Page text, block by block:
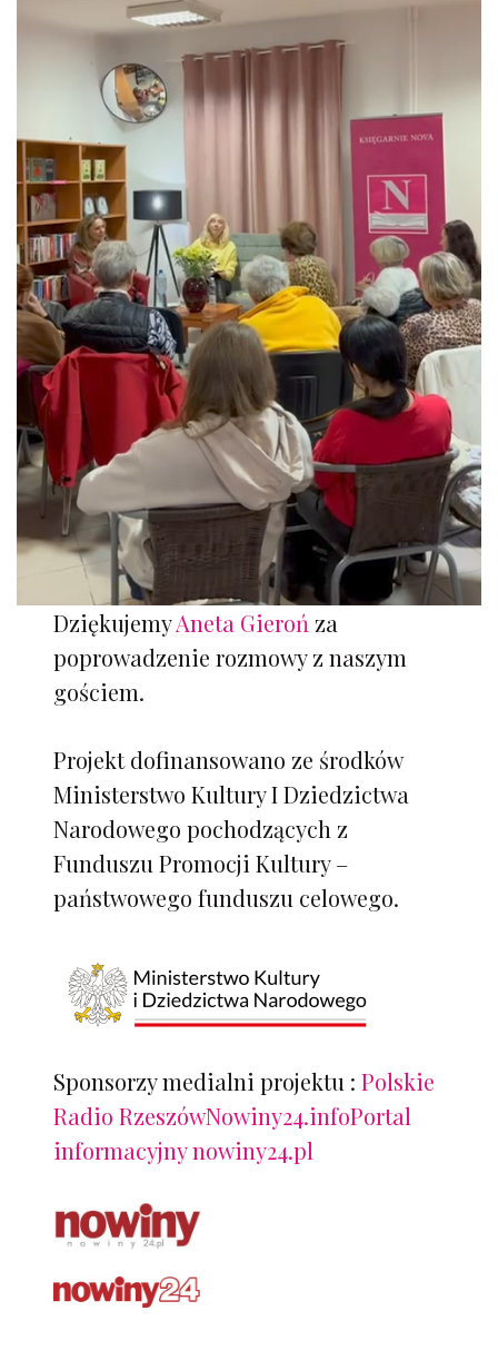
DziękujemyAneta Gieroń za
poprowadzenie rozmowy z naszym
gościem.
Projekt dofinansowano ze środków
Ministerstwo Kultury I Dziedzictwa
Narodowego pochodzących z
Funduszu Promocji Kultury –
państwowego funduszu celowego.
Sponsorzy medialni projektu :Polskie
Radio RzeszówNowiny24.infoPortal
informacyjny nowiny24.pl